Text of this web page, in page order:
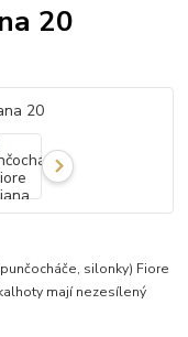
20
silonky) Fiore
mají nezesílený